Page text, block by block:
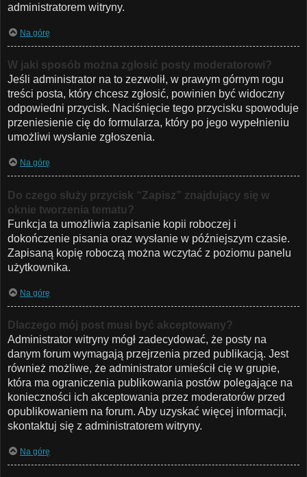
administratorem witryny.
Na górę
W jaki sposób można zgłosić posty moderatorowi?
Jeśli administrator na to zezwolił, w prawym górnym rogu
treści posta, który chcesz zgłosić, powinien być widoczny
odpowiedni przycisk. Naciśnięcie tego przycisku spowoduje
przeniesienie cię do formularza, który po jego wypełnieniu
umożliwi wysłanie zgłoszenia.
Na górę
Do czego służy przycisk “Zapisz” znajdujący się w
oknie tworzenia tematu?
Funkcja ta umożliwia zapisanie kopii roboczej i
dokończenie pisania oraz wysłanie w późniejszym czasie.
Zapisaną kopię roboczą można wczytać z poziomu panelu
użytkownika.
Na górę
Dlaczego mój post musi być akceptowany?
Administrator witryny mógł zadecydować, że posty na
danym forum wymagają przejrzenia przed publikacją. Jest
również możliwe, że administrator umieścił cię w grupie,
która ma ograniczenia publikowania postów polegające na
konieczności ich akceptowania przez moderatorów przed
opublikowaniem na forum. Aby uzyskać więcej informacji,
skontaktuj się z administratorem witryny.
Na górę